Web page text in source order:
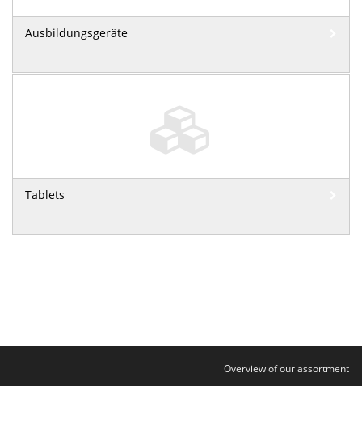
Ausbildungsgeräte
Tablets
Overview of our assortment